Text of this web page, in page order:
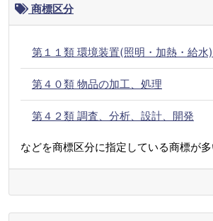
商標区分
第１１類 環境装置(照明・加熱・給水)
第４０類 物品の加工、処理
第４２類 調査、分析、設計、開発
などを商標区分に指定している商標が多